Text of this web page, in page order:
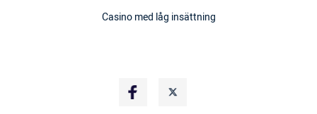
Casino med låg insättning